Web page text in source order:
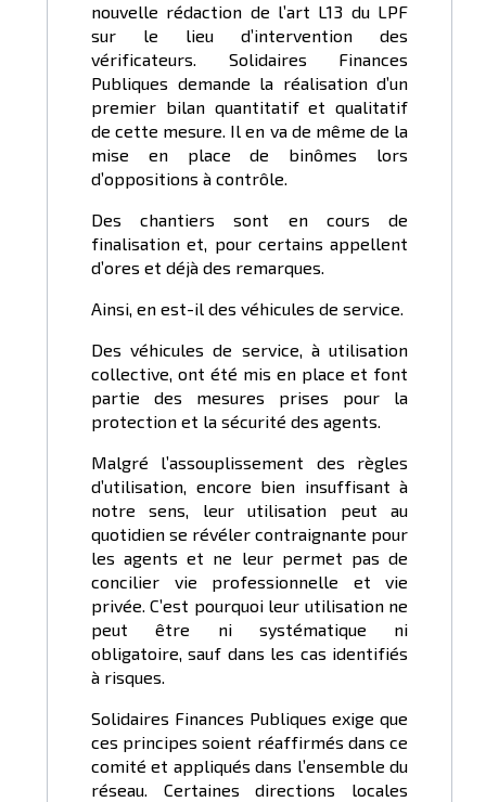
nouvelle rédaction de l’art L13 du LPF
sur le lieu d’intervention des
vérificateurs. Solidaires Finances
Publiques demande la réalisation d’un
premier bilan quantitatif et qualitatif
de cette mesure. Il en va de même de la
mise en place de binômes lors
d’oppositions à contrôle.
Des chantiers sont en cours de
finalisation et, pour certains appellent
d’ores et déjà des remarques.
Ainsi, en est-il des véhicules de service.
Des véhicules de service, à utilisation
collective, ont été mis en place et font
partie des mesures prises pour la
protection et la sécurité des agents.
Malgré l’assouplissement des règles
d’utilisation, encore bien insuffisant à
notre sens, leur utilisation peut au
quotidien se révéler contraignante pour
les agents et ne leur permet pas de
concilier vie professionnelle et vie
privée. C’est pourquoi leur utilisation ne
peut être ni systématique ni
obligatoire, sauf dans les cas identifiés
à risques.
Solidaires Finances Publiques exige que
ces principes soient réaffirmés dans ce
comité et appliqués dans l’ensemble du
réseau. Certaines directions locales